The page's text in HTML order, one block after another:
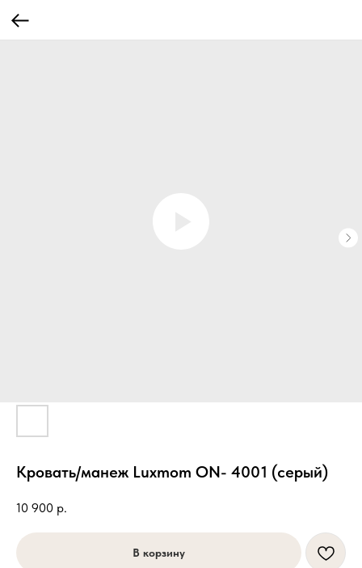
Кровать/манеж Luxmom ON- 4001 (серый)
10 900 р.
В корзину